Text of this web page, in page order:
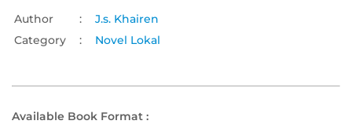
Author :
J.s. Khairen
Category
: Novel Lokal
Available Book Format :